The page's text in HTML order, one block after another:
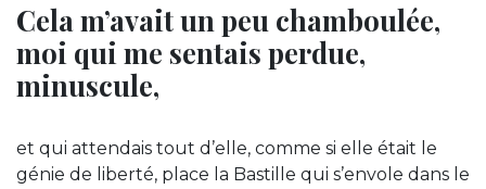
Cela m’avait un peu chamboulée,
moi qui me sentais perdue,
minuscule,
et qui attendais tout d’elle, comme si elle était le
génie de liberté, place la Bastille qui s’envole dans le